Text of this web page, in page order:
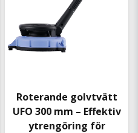
Roterande golvtvätt
UFO 300 mm – Effektiv
ytrengöring för